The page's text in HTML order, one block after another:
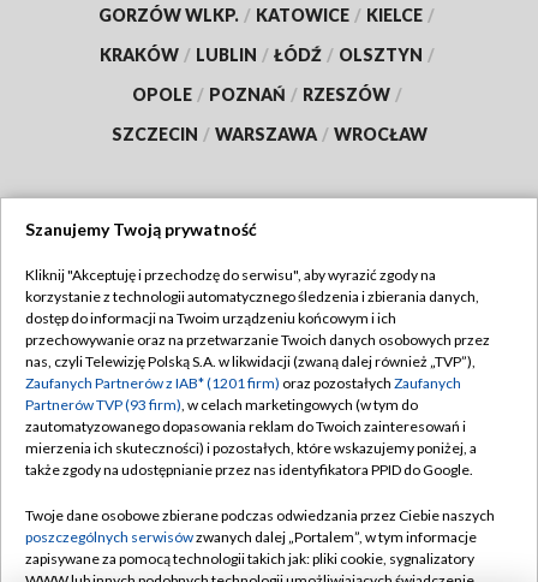
GORZÓW WLKP. / KATOWICE / KIELCE /
KRAKÓW / LUBLIN / ŁÓDŹ / OLSZTYN /
OPOLE / POZNAŃ / RZESZÓW /
SZCZECIN / WARSZAWA / WROCŁAW
TVP
Abonament TVP
Emisja w TVP
Centrum informacji TVP
Naziemna Telewizja Cyfrowa
Rada Programowa
System NOS
Regulamin TVP
Polityka prywatności
Moje zgody
Pomoc
Kontakt
Szanujemy Twoją prywatność
Kliknij "Akceptuję i przechodzę do serwisu", aby wyrazić zgody na
korzystanie z technologii automatycznego śledzenia i zbierania danych,
dostęp do informacji na Twoim urządzeniu końcowym i ich
przechowywanie oraz na przetwarzanie Twoich danych osobowych przez
nas, czyli Telewizję Polską S.A. w likwidacji (zwaną dalej również „TVP”),
Zaufanych Partnerów z IAB* (1201 firm) oraz pozostałych Zaufanych
Partnerów TVP (93 firm), w celach marketingowych (w tym do
zautomatyzowanego dopasowania reklam do Twoich zainteresowań i
mierzenia ich skuteczności) i pozostałych, które wskazujemy poniżej, a
także zgody na udostępnianie przez nas identyfikatora PPID do Google.
Twoje dane osobowe zbierane podczas odwiedzania przez Ciebie naszych
poszczególnych serwisówzwanych dalej „Portalem”, w tym informacje
zapisywane za pomocą technologii takich jak: pliki cookie, sygnalizatory